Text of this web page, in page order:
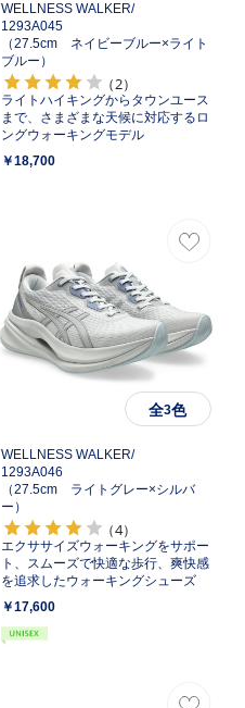
WELLNESS WALKER/
1293A045
（27.5cm ネイビーブルー×ライト
ブルー）
（2）
ライトハイキングからタウンユース
まで、さまざまな天候に対応するロ
ングウォーキングモデル
￥18,700
全3色
WELLNESS WALKER/
1293A046
（27.5cm ライトグレー×シルバ
ー）
（4）
エクササイズウォーキングをサポー
ト、スムーズで快適な歩行、爽快感
を追求したウォーキングシューズ
￥17,600